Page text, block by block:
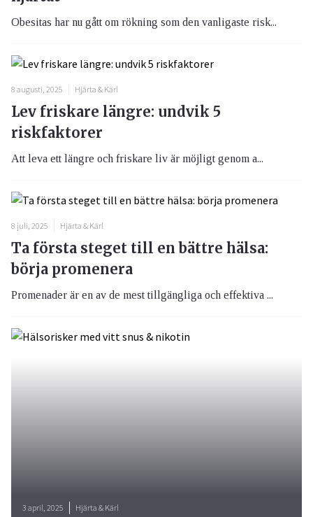
Obesitas har nu gått om rökning som den vanligaste risk...
8 augusti, 2025 Hjärta & Kärl
Lev friskare längre: undvik 5
riskfaktorer
Att leva ett längre och friskare liv är möjligt genom a...
8 juli, 2025 Hjärta & Kärl
Ta första steget till en bättre hälsa:
börja promenera
Promenader är en av de mest tillgängliga och effektiva ...
3 april, 2025 Hjärta & Kärl